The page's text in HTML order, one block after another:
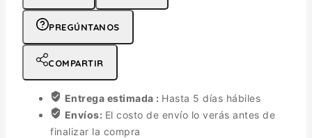
PREGÚNTANOS
COMPARTIR
Entrega estimada : Hasta 5 días hábiles
Envíos: El costo de envío lo verás antes de
finalizar la compra